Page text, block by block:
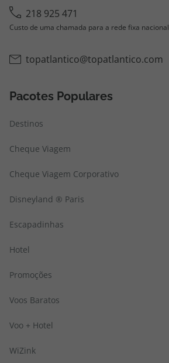
218 925 471
Custo de uma chamada para a rede fixa nacional
topatlantico@topatlantico.com
Pacotes Populares
Destinos
Cheque Viagem
Cheque Viagem Corporativo
Disneyland ® Paris
Escapadinhas
Hotel
Promoções
Voos Baratos
Voo + Hotel
WiZink